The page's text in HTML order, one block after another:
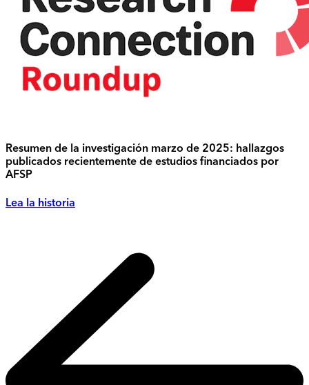
Resumen de la investigación marzo de 2025: hallazgos
publicados recientemente de estudios financiados por
AFSP
Lea la historia